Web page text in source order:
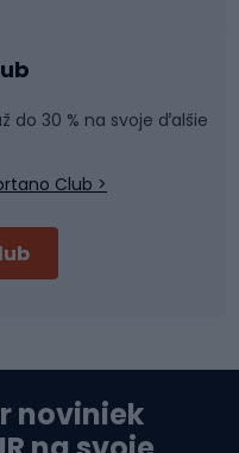
do 30 % na svoje ďalšie
Club >
noviniek